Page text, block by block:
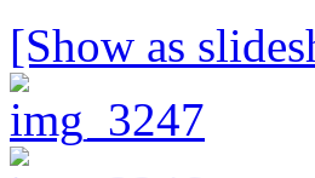
[Show as